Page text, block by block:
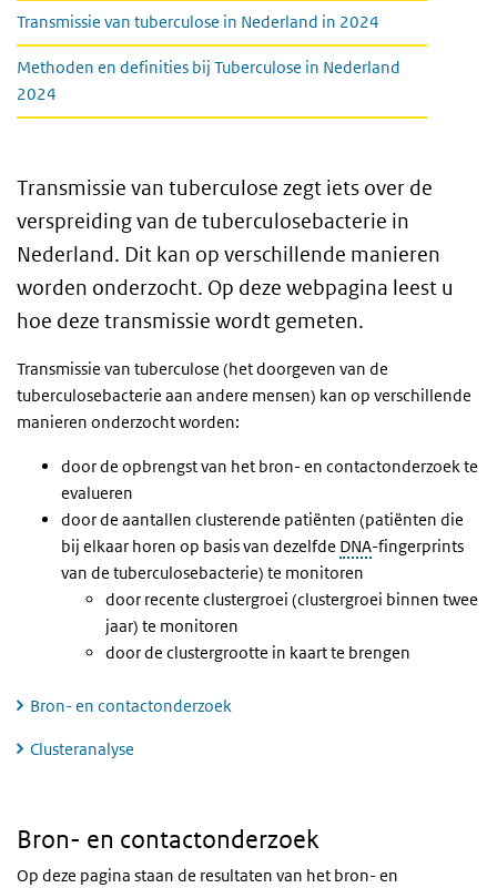
Transmissie van tuberculose zegt iets over de
verspreiding van de tuberculosebacterie in
Nederland. Dit kan op verschillende manieren
worden onderzocht. Op deze webpagina leest u
hoe deze transmissie wordt gemeten.
Transmissie van tuberculose (het doorgeven van de
tuberculosebacterie aan andere mensen) kan op verschillende
manieren onderzocht worden:
door de opbrengst van het bron- en contactonderzoek te
evalueren
door de aantallen clusterende patiënten (patiënten die
bij elkaar horen op basis van dezelfde DNA-fingerprints
van de tuberculosebacterie) te monitoren
door recente clustergroei (clustergroei binnen twee
jaar) te monitoren
door de clustergrootte in kaart te brengen
Bron- en contactonderzoek
Clusteranalyse
Bron- en contactonderzoek
Op deze pagina staan de resultaten van het bron- en
Transmissie van tuberculose in Nederland in 2024
Methoden en definities bij Tuberculose in Nederland
2024